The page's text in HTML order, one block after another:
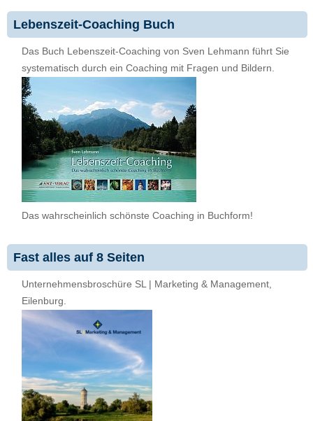
Lebenszeit-Coaching Buch
Das Buch Lebenszeit-Coaching von Sven Lehmann führt Sie
systematisch durch ein Coaching mit Fragen und Bildern.
Das wahrscheinlich schönste Coaching in Buchform!
Fast alles auf 8 Seiten
Unternehmensbroschüre SL | Marketing & Management,
Eilenburg.